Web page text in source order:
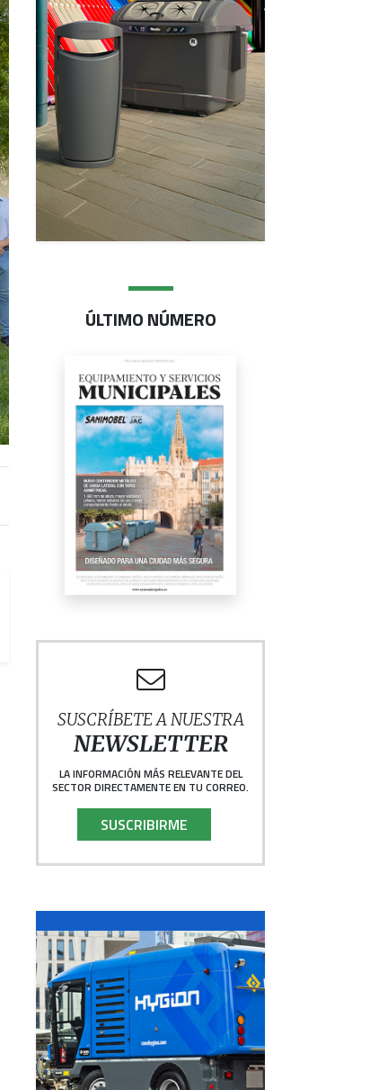
ÚLTIMO NÚMERO
SUSCRÍBETE A NUESTRA
NEWSLETTER
LA INFORMACIÓN MÁS RELEVANTE DEL
SECTOR DIRECTAMENTE EN TU CORREO.
SUSCRIBIRME